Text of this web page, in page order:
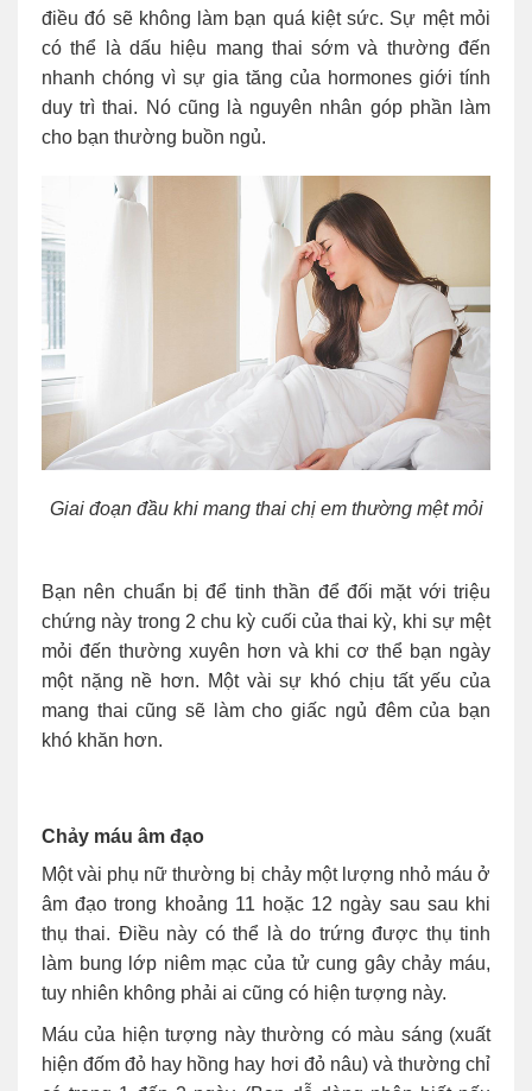
điều đó sẽ không làm bạn quá kiệt sức. Sự mệt mỏi
có thể là dấu hiệu mang thai sớm và thường đến
nhanh chóng vì sự gia tăng của hormones giới tính
duy trì thai. Nó cũng là nguyên nhân góp phần làm
cho bạn thường buồn ngủ.
Giai đoạn đầu khi mang thai chị em thường mệt mỏi
Bạn nên chuẩn bị để tinh thần để đối mặt với triệu
chứng này trong 2 chu kỳ cuối của thai kỳ, khi sự mệt
mỏi đến thường xuyên hơn và khi cơ thể bạn ngày
một nặng nề hơn. Một vài sự khó chịu tất yếu của
mang thai cũng sẽ làm cho giấc ngủ đêm của bạn
khó khăn hơn.
Chảy máu âm đạo
Một vài phụ nữ thường bị chảy một lượng nhỏ máu ở
âm đạo trong khoảng 11 hoặc 12 ngày sau sau khi
thụ thai. Điều này có thể là do trứng được thụ tinh
làm bung lớp niêm mạc của tử cung gây chảy máu,
tuy nhiên không phải ai cũng có hiện tượng này.
Máu của hiện tượng này thường có màu sáng (xuất
hiện đốm đỏ hay hồng hay hơi đỏ nâu) và thường chỉ